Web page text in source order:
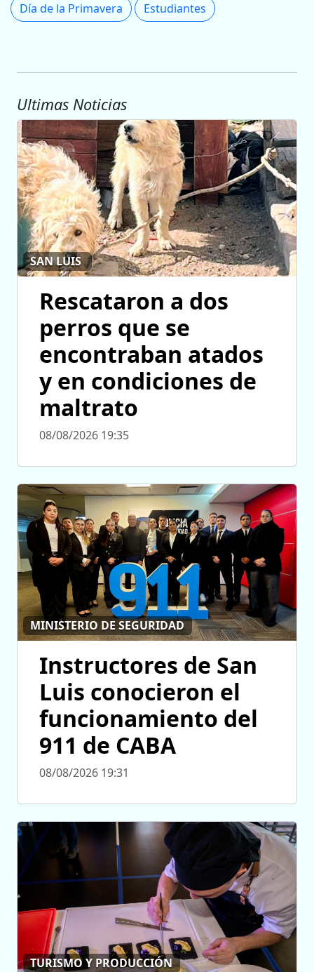
Día de la Primavera Estudiantes
Ultimas Noticias
SAN LUIS
Rescataron a dos
perros que se
encontraban atados
y en condiciones de
maltrato
08/08/2026 19:35
MINISTERIO DE SEGURIDAD
Instructores de San
Luis conocieron el
funcionamiento del
911 de CABA
08/08/2026 19:31
TURISMO Y PRODUCCIÓN